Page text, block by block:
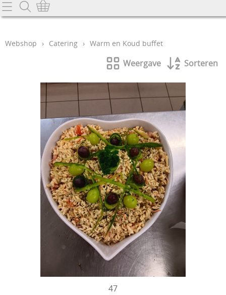
Home
Mijn account
Webshop › Catering › Warm en Koud buffet
Weergave Sorteren
47